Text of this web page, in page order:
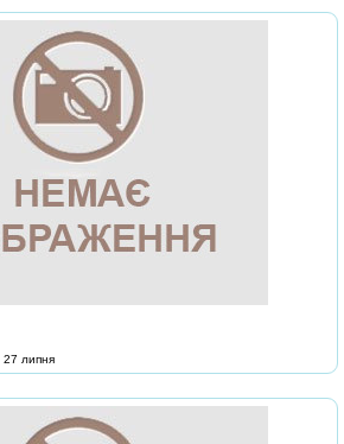
27 липня